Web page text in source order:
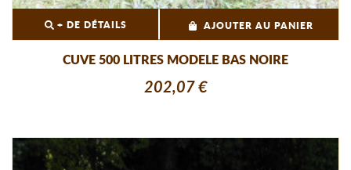
+ DE DÉTAILS AJOUTER AU PANIER
CUVE 500 LITRES MODELE BAS NOIRE
202,07 €